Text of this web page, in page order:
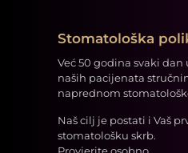
Stomatološka
Već 50 godina svaki
naših pacijenata
naprednom
Naš cilj je postati i Vaš
stomatološku skrb.